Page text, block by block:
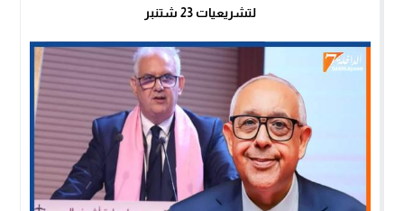
لتشريعيات 23 شتنبر